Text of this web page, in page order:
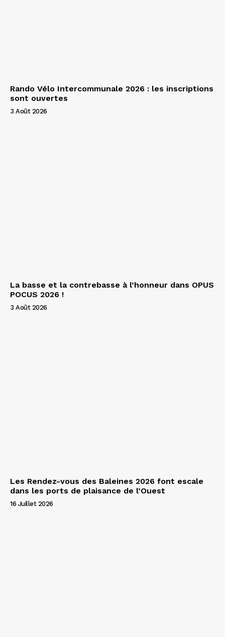
Rando Vélo Intercommunale 2026 : les inscriptions
sont ouvertes
3 Août 2026
La basse et la contrebasse à l’honneur dans OPUS
POCUS 2026 !
3 Août 2026
Les Rendez-vous des Baleines 2026 font escale
dans les ports de plaisance de l’Ouest
16 Juillet 2026